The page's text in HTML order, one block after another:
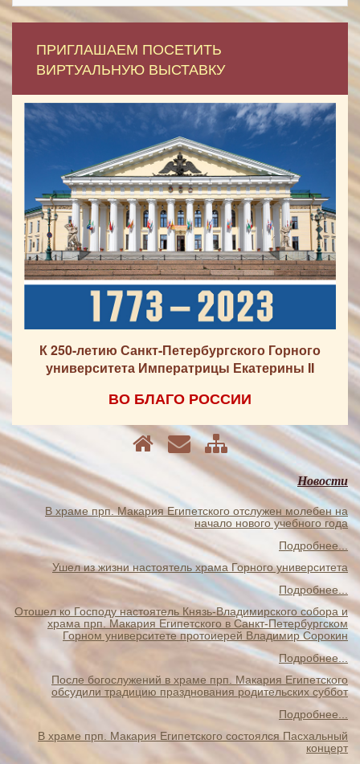
ПРИГЛАШАЕМ ПОСЕТИТЬ
ВИРТУАЛЬНУЮ ВЫСТАВКУ
К 250-летию Санкт-Петербургского Горного
университета Императрицы Екатерины II
ВО БЛАГО РОССИИ
Новости
В храме прп. Макария Египетского отслужен молебен на
начало нового учебного года
Подробнее...
Ушел из жизни настоятель храма Горного университета
Подробнее...
Отошел ко Господу настоятель Князь-Владимирского собора и
храма прп. Макария Египетского в Санкт-Петербургском
Горном университете протоиерей Владимир Сорокин
Подробнее...
После богослужений в храме прп. Макария Египетского
обсудили традицию празднования родительских суббот
Подробнее...
В храме прп. Макария Египетского состоялся Пасхальный
концерт